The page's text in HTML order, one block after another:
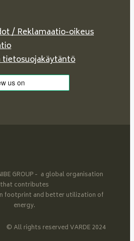
/ Reklamaatio-oikeus
tietosuojakäytäntö
GROUP - a global organisation
that contributes
footprint and better utilization of
energy.
© All rights reserved VARDE 2024